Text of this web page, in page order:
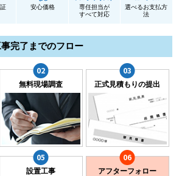
安心価格
専任担当が
すべて対応
選べるお支払方
法
完了までのフロー
無料現場調査 正式見積もりの提出
設置工事 アフターフォロー